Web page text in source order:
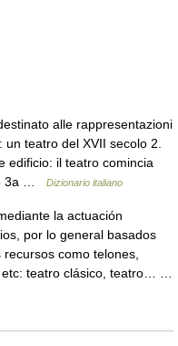
alle rappresentazioni
teatro del XVII secolo 2.
edificio: il teatro comincia
3a …
Dizionario italiano
la actuación
por lo general basados
como telones,
teatro clásico, teatro… …